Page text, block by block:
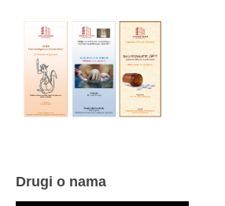
Drugi o nama